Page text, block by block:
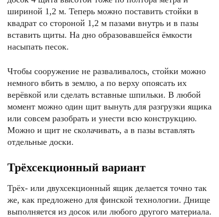
шириной 1,2 м. Теперь можно поставить стойки в
квадрат со стороной 1,2 м пазами внутрь и в пазы
вставить щиты. На дно образовавшейся ёмкости
насыпать песок.
Чтобы сооружение не разваливалось, стойки можно
немного вбить в землю, а по верху опоясать их
верёвкой или сделать вставные шпильки. В любой
момент можно один щит вынуть для разгрузки ящика
или совсем разобрать и унести всю конструкцию.
Можно и щит не сколачивать, а в пазы вставлять
отдельные доски.
Трёхсекционный вариант
Трёх- или двухсекционный ящик делается точно так
же, как предложено для финской технологии. Днище
выполняется из досок или любого другого материала.